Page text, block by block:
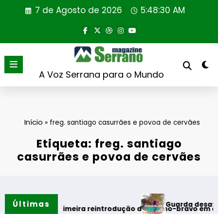
7 de Agosto de 2026 5:48:30 AM
A Voz Serrana para o Mundo
Início » freg. santiago casurrães e povoa de cervães
Etiqueta: freg. santiago
casurrães e povoa de cervães
Últimas
verãoprimeira reintrodução de coelho-bravo em área
Guarda desafia